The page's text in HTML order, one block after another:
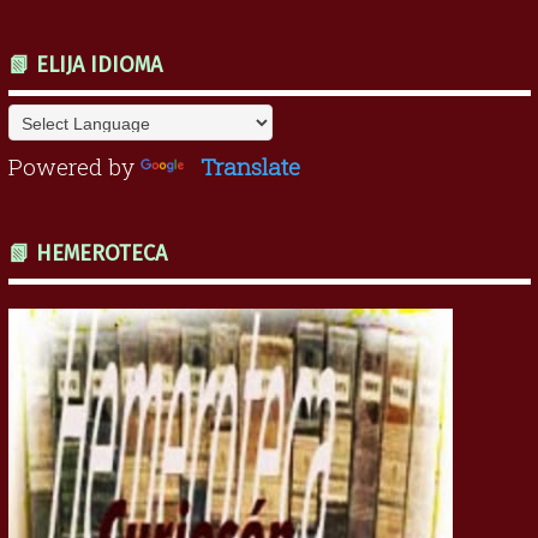
📗 ELIJA IDIOMA
Powered by Translate
📗 HEMEROTECA